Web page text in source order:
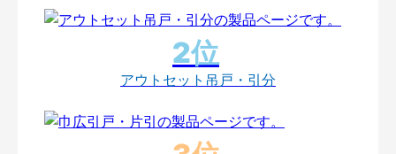
アウトセット吊戸・引分